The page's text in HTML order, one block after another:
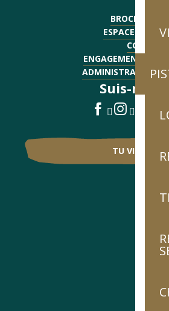
BROCHURES
ESPACE PRESSE
CGV
ENGAGEMENTS
ADMINISTRATIF -
Suis-nous !
TU VIENS ?